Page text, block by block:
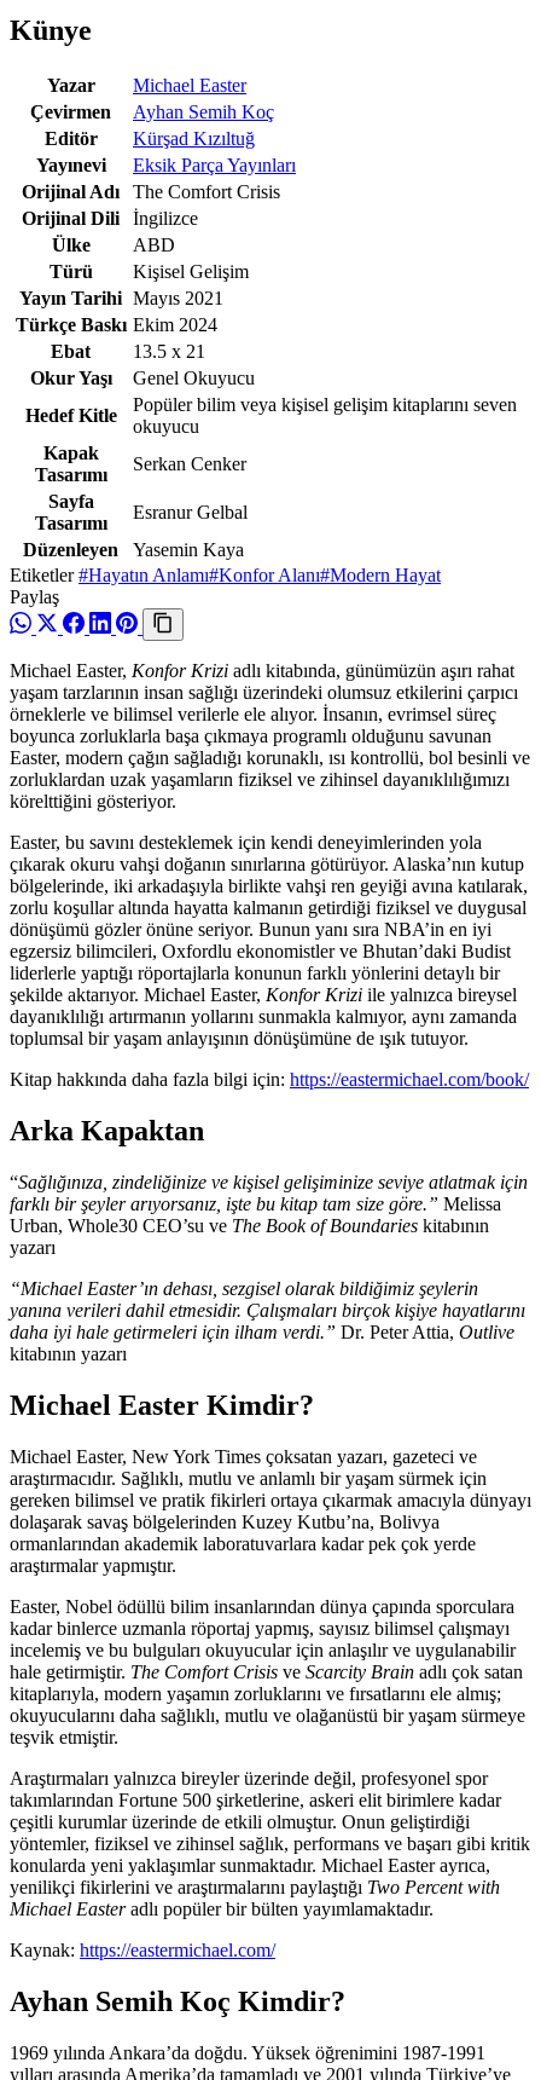
Künye
Yazar
Michael Easter
Çevirmen
Ayhan Semih Koç
Editör
Kürşad Kızıltuğ
Yayınevi
Eksik Parça Yayınları
Orijinal Adı
The Comfort Crisis
Orijinal Dili
İngilizce
Ülke
ABD
Türü
Kişisel Gelişim
Yayın Tarihi Mayıs 2021
Türkçe Baskı Ekim 2024
Ebat
13.5 x 21
Okur Yaşı
Genel Okuyucu
Hedef Kitle
Popüler bilim veya kişisel gelişim kitaplarını seven
okuyucu
Kapak
Tasarımı
Serkan Cenker
Sayfa
Tasarımı
Esranur Gelbal
Düzenleyen
Yasemin Kaya
Etiketler #Hayatın Anlamı#Konfor Alanı#Modern Hayat
Paylaş
Michael Easter, Konfor Krizi adlı kitabında, günümüzün aşırı rahat
yaşam tarzlarının insan sağlığı üzerindeki olumsuz etkilerini çarpıcı
örneklerle ve bilimsel verilerle ele alıyor. İnsanın, evrimsel süreç
boyunca zorluklarla başa çıkmaya programlı olduğunu savunan
Easter, modern çağın sağladığı korunaklı, ısı kontrollü, bol besinli ve
zorluklardan uzak yaşamların fiziksel ve zihinsel dayanıklılığımızı
körelttiğini gösteriyor.
Easter, bu savını desteklemek için kendi deneyimlerinden yola
çıkarak okuru vahşi doğanın sınırlarına götürüyor. Alaska’nın kutup
bölgelerinde, iki arkadaşıyla birlikte vahşi ren geyiği avına katılarak,
zorlu koşullar altında hayatta kalmanın getirdiği fiziksel ve duygusal
dönüşümü gözler önüne seriyor. Bunun yanı sıra NBA’in en iyi
egzersiz bilimcileri, Oxfordlu ekonomistler ve Bhutan’daki Budist
liderlerle yaptığı röportajlarla konunun farklı yönlerini detaylı bir
şekilde aktarıyor. Michael Easter, Konfor Krizi ile yalnızca bireysel
dayanıklılığı artırmanın yollarını sunmakla kalmıyor, aynı zamanda
toplumsal bir yaşam anlayışının dönüşümüne de ışık tutuyor.
Kitap hakkında daha fazla bilgi için: https://eastermichael.com/book/
Arka Kapaktan
“Sağlığınıza, zindeliğinize ve kişisel gelişiminize seviye atlatmak için
farklı bir şeyler arıyorsanız, işte bu kitap tam size göre.” Melissa
Urban, Whole30 CEO’su ve The Book of Boundaries kitabının
yazarı
“Michael Easter’ın dehası, sezgisel olarak bildiğimiz şeylerin
yanına verileri dahil etmesidir. Çalışmaları birçok kişiye hayatlarını
daha iyi hale getirmeleri için ilham verdi.” Dr. Peter Attia, Outlive
kitabının yazarı
Michael Easter Kimdir?
Michael Easter, New York Times çoksatan yazarı, gazeteci ve
araştırmacıdır. Sağlıklı, mutlu ve anlamlı bir yaşam sürmek için
gereken bilimsel ve pratik fikirleri ortaya çıkarmak amacıyla dünyayı
dolaşarak savaş bölgelerinden Kuzey Kutbu’na, Bolivya
ormanlarından akademik laboratuvarlara kadar pek çok yerde
araştırmalar yapmıştır.
Easter, Nobel ödüllü bilim insanlarından dünya çapında sporculara
kadar binlerce uzmanla röportaj yapmış, sayısız bilimsel çalışmayı
incelemiş ve bu bulguları okuyucular için anlaşılır ve uygulanabilir
hale getirmiştir. The Comfort Crisis ve Scarcity Brain adlı çok satan
kitaplarıyla, modern yaşamın zorluklarını ve fırsatlarını ele almış;
okuyucularını daha sağlıklı, mutlu ve olağanüstü bir yaşam sürmeye
teşvik etmiştir.
Araştırmaları yalnızca bireyler üzerinde değil, profesyonel spor
takımlarından Fortune 500 şirketlerine, askeri elit birimlere kadar
çeşitli kurumlar üzerinde de etkili olmuştur. Onun geliştirdiği
yöntemler, fiziksel ve zihinsel sağlık, performans ve başarı gibi kritik
konularda yeni yaklaşımlar sunmaktadır. Michael Easter ayrıca,
yenilikçi fikirlerini ve araştırmalarını paylaştığı Two Percent with
Michael Easteradlı popüler bir bülten yayımlamaktadır.
Kaynak: https://eastermichael.com/
Ayhan Semih Koç Kimdir?
1969 yılında Ankara’da doğdu. Yüksek öğrenimini 1987-1991
yılları arasında Amerika’da tamamladı ve 2001 yılında Türkiye’ye